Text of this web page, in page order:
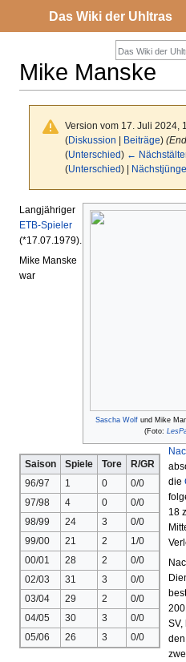
Mike Manske
Version vom 17. Juli 2024,
(Diskussion | Beiträge)
(Unterschied) ←
(Unterschied) |
Zur
Navigation
springen
Zur
Suche
springen
Sascha Wolf und Mike
(Foto:
Saison Spiele Tore
R/GR
96/97
1 0
0/0
97/98
4 0
0/0
98/99
24 3
0/0
99/00
21 2
1/0
00/01
28 2
0/0
02/03
31 3
0/0
03/04
29 2
0/0
04/05
30 3
0/0
05/06
26 3 0/0
Langjähriger
ETB-Spieler
(*17.07.1979).
Mike Manske
war
die
18
SV,
den
Das Wiki der Uhltras